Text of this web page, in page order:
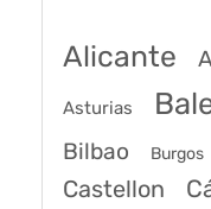
Alicante
Asturias
Bilbao Burgos
Castellon